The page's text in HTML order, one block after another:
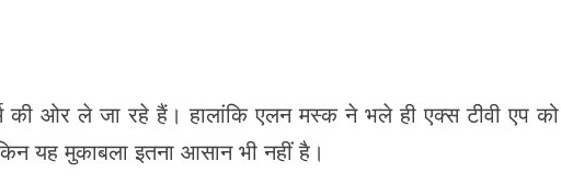
की ओर ले जा रहे हैं। हालांकि एलन मस्क ने भले ही एक्स टीवी एप को
यह मुकाबला इतना आसान भी नहीं है।